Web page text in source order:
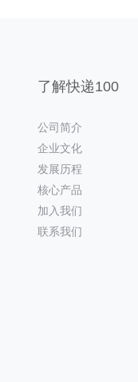
了解快递100
公司简介
企业文化
发展历程
核心产品
加入我们
联系我们